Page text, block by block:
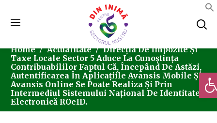
Home Actualitate
Direcția De Impozite Și
Taxe Locale Sector 5 Aduce La Cunoștința
Contribuabililor Faptul Că, Începând De Astăzi,
Autentificarea În Aplicațiile Avansis Mobile Și
Avansis Online Se Poate Realiza Și Prin
Intermediul Sistemului Național De Identitate
Electronică ROeID.